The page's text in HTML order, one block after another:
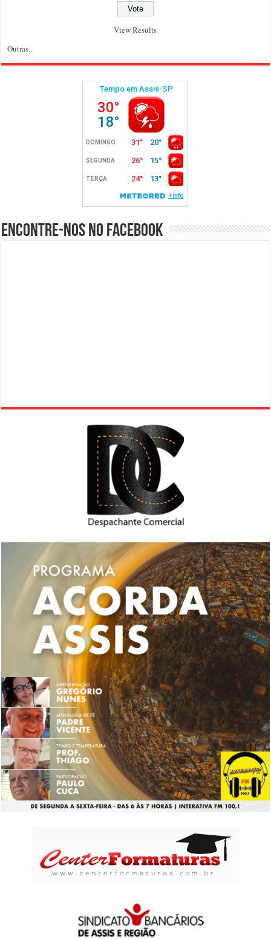
View Results
Outras..
Encontre-nos no Facebook